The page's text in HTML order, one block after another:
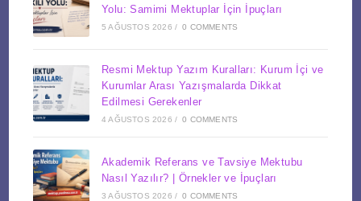
Yolu: Samimi Mektuplar İçin İpuçları
5 AĞUSTOS 2026 / 0 COMMENTS
Resmi Mektup Yazım Kuralları: Kurum İçi ve
Kurumlar Arası Yazışmalarda Dikkat
Edilmesi Gerekenler
4 AĞUSTOS 2026 / 0 COMMENTS
Akademik Referans ve Tavsiye Mektubu
Nasıl Yazılır? | Örnekler ve İpuçları
3 AĞUSTOS 2026 / 0 COMMENTS